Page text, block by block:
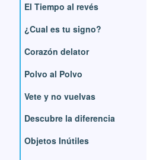
El Tiempo al revés
¿Cual es tu signo?
Corazón delator
Polvo al Polvo
Vete y no vuelvas
Descubre la diferencia
Objetos Inútiles